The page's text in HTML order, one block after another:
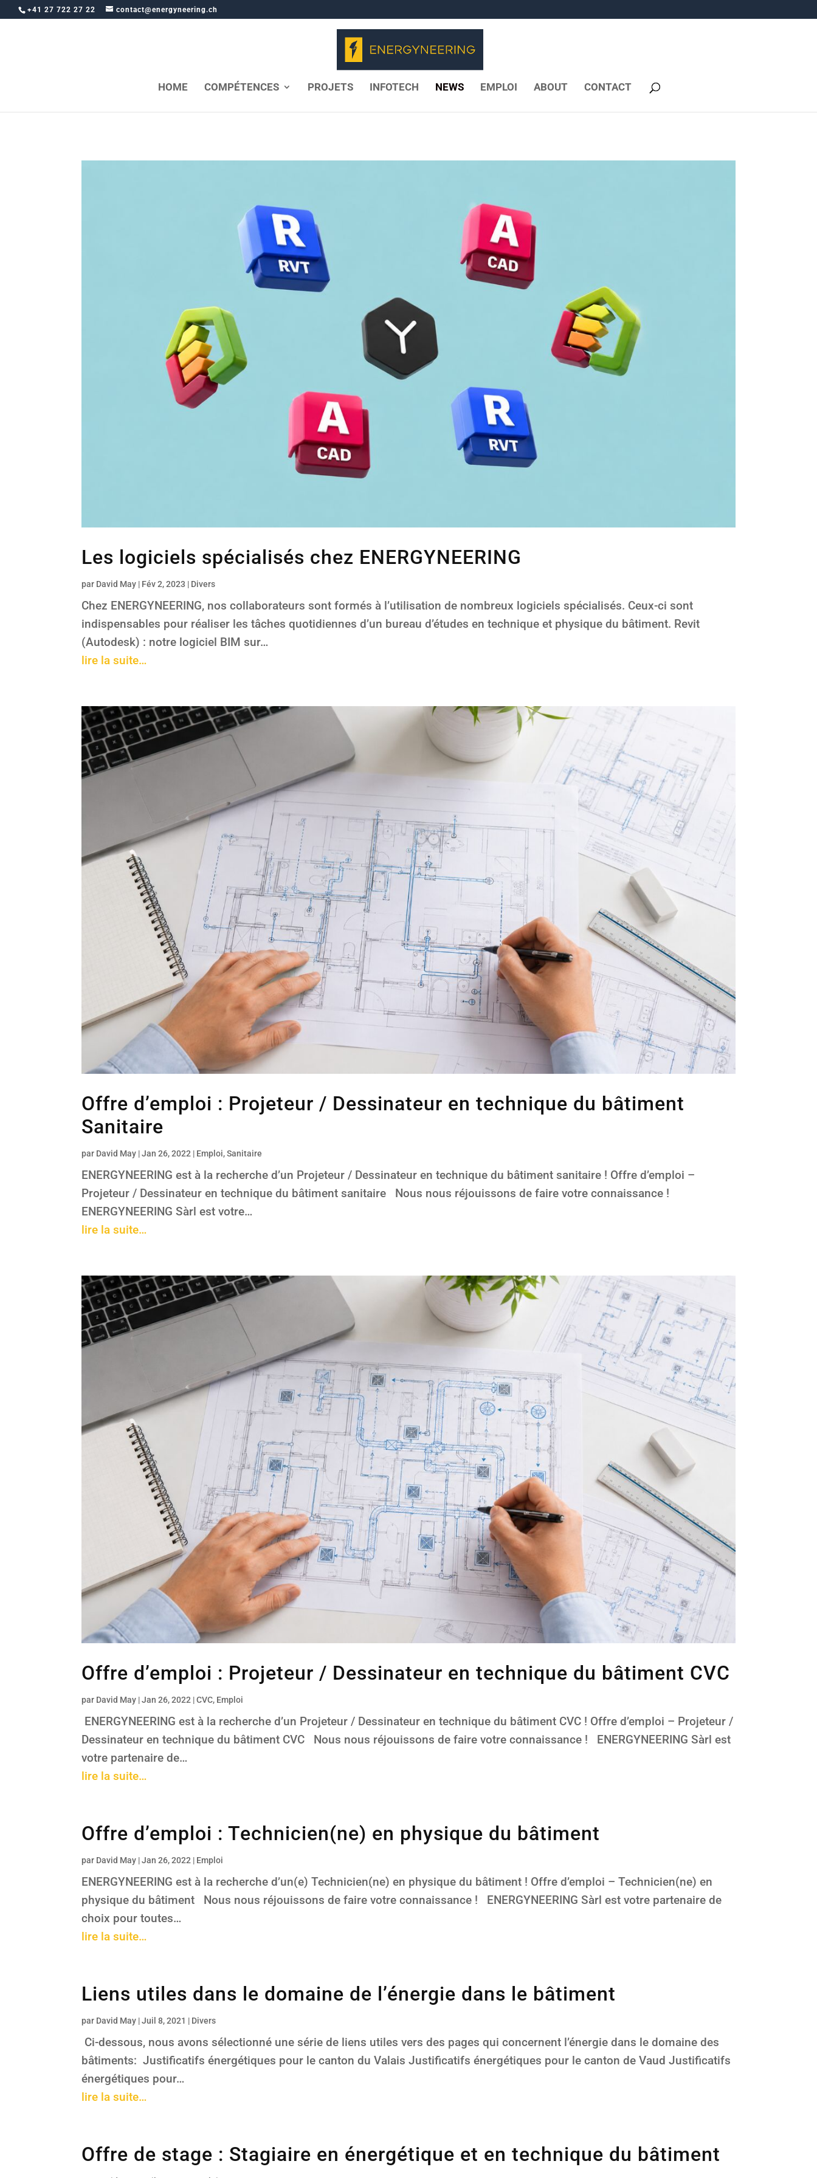
+41 27 722 27 22 contact@energyneering.ch
HOME COMPÉTENCES PROJETS INFOTECH NEWS EMPLOI ABOUT CONTACT
Les logiciels spécialisés chez ENERGYNEERING
par David May | Fév 2, 2023 | Divers
Chez ENERGYNEERING, nos collaborateurs sont formés à l’utilisation de nombreux logiciels spécialisés. Ceux-ci sont
indispensables pour réaliser les tâches quotidiennes d’un bureau d’études en technique et physique du bâtiment. Revit
(Autodesk) : notre logiciel BIM sur…
lire la suite…
Offre d’emploi : Projeteur / Dessinateur en technique du bâtiment
Sanitaire
par David May |Jan 26, 2022 | Emploi,Sanitaire
ENERGYNEERING est à la recherche d’un Projeteur / Dessinateur en technique du bâtiment sanitaire ! Offre d’emploi –
Projeteur / Dessinateur en technique du bâtiment sanitaire Nous nous réjouissons de faire votre connaissance !
ENERGYNEERING Sàrl est votre…
lire la suite…
Offre d’emploi : Projeteur / Dessinateur en technique du bâtiment CVC
par David May |Jan 26, 2022 |CVC, Emploi
ENERGYNEERING est à la recherche d’un Projeteur / Dessinateur en technique du bâtiment CVC ! Offre d’emploi – Projeteur /
Dessinateur en technique du bâtiment CVC Nous nous réjouissons de faire votre connaissance ! ENERGYNEERING Sàrl est
votre partenaire de…
lire la suite…
Offre d’emploi : Technicien(ne) en physique du bâtiment
par David May |Jan 26, 2022 | Emploi
ENERGYNEERING est à la recherche d’un(e) Technicien(ne) en physique du bâtiment ! Offre d’emploi – Technicien(ne) en
physique du bâtiment Nous nous réjouissons de faire votre connaissance ! ENERGYNEERING Sàrl est votre partenaire de
choix pour toutes…
lire la suite…
Liens utiles dans le domaine de l’énergie dans le bâtiment
par David May |Juil 8, 2021 | Divers
Ci-dessous, nous avons sélectionné une série de liens utiles vers des pages qui concernent l’énergie dans le domaine des
bâtiments: Justificatifs énergétiques pour le canton du Valais Justificatifs énergétiques pour le canton de Vaud Justificatifs
énergétiques pour…
lire la suite…
Offre de stage : Stagiaire en énergétique et en technique du bâtiment